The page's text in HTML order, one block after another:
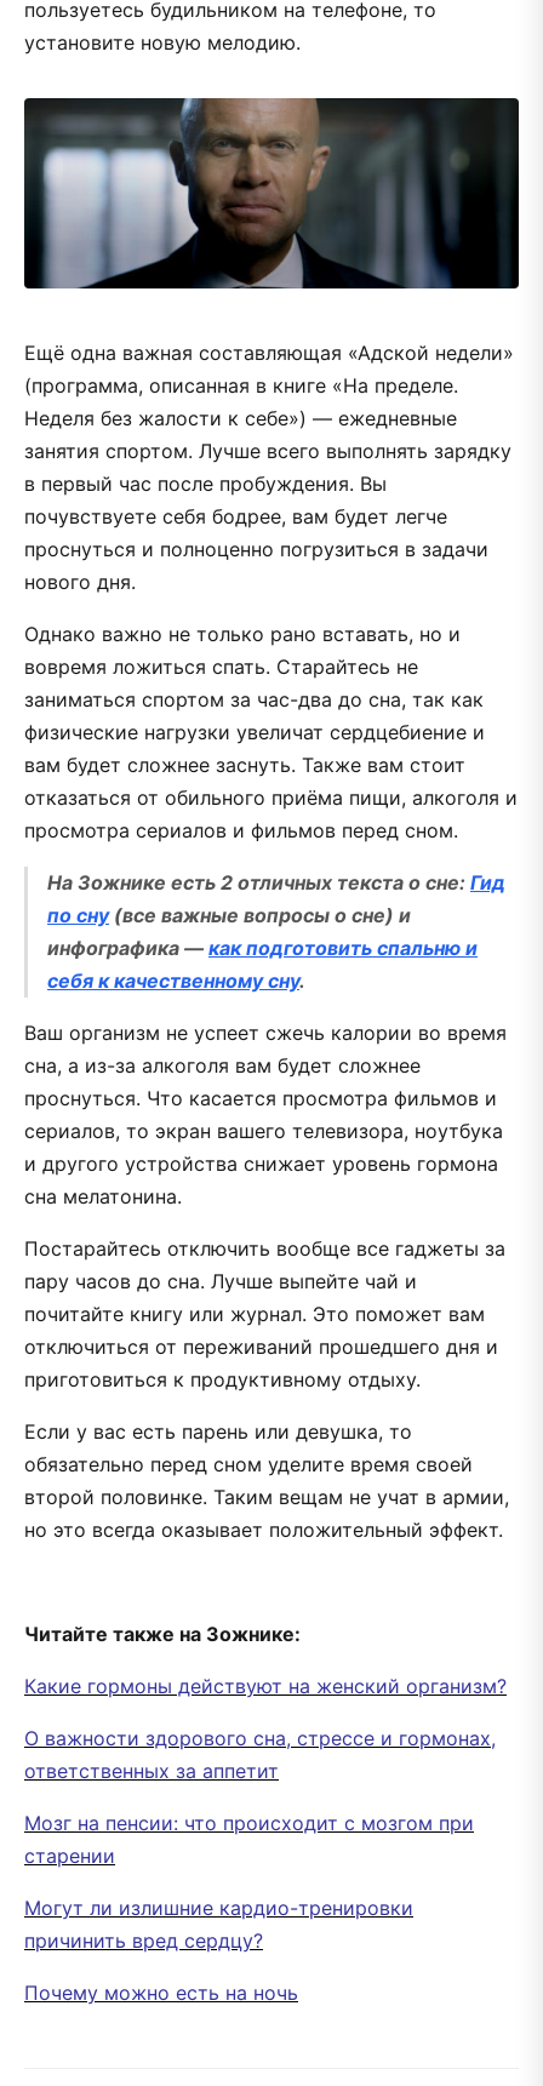
пользуетесь будильником на телефоне, то
установите новую мелодию.
Ещё одна важная составляющая «Адской недели»
(программа, описанная в книге «На пределе.
Неделя без жалости к себе») — ежедневные
занятия спортом. Лучше всего выполнять зарядку
в первый час после пробуждения. Вы
почувствуете себя бодрее, вам будет легче
проснуться и полноценно погрузиться в задачи
нового дня.
Однако важно не только рано вставать, но и
вовремя ложиться спать. Старайтесь не
заниматься спортом за час-два до сна, так как
физические нагрузки увеличат сердцебиение и
вам будет сложнее заснуть. Также вам стоит
отказаться от обильного приёма пищи, алкоголя и
просмотра сериалов и фильмов перед сном.
На Зожнике есть 2 отличных текста о сне: Гид
по сну(все важные вопросы о сне) и
инфографика — как подготовить спальню и
себя к качественному сну.
Ваш организм не успеет сжечь калории во время
сна, а из-за алкоголя вам будет сложнее
проснуться. Что касается просмотра фильмов и
сериалов, то экран вашего телевизора, ноутбука
и другого устройства снижает уровень гормона
сна мелатонина.
Постарайтесь отключить вообще все гаджеты за
пару часов до сна. Лучше выпейте чай и
почитайте книгу или журнал. Это поможет вам
отключиться от переживаний прошедшего дня и
приготовиться к продуктивному отдыху.
Если у вас есть парень или девушка, то
обязательно перед сном уделите время своей
второй половинке. Таким вещам не учат в армии,
но это всегда оказывает положительный эффект.
Читайте также на Зожнике:
Какие гормоны действуют на женский организм?
О важности здорового сна, стрессе и гормонах,
ответственных за аппетит
Мозг на пенсии: что происходит с мозгом при
старении
Могут ли излишние кардио-тренировки
причинить вред сердцу?
Почему можно есть на ночь